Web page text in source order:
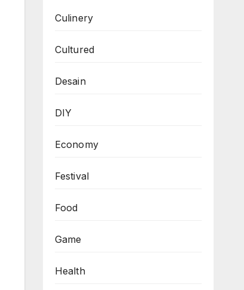
Culinery
Cultured
Desain
DIY
Economy
Festival
Food
Game
Health